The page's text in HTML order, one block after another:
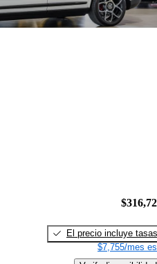
El precio incluye tasas
$7,755/mes